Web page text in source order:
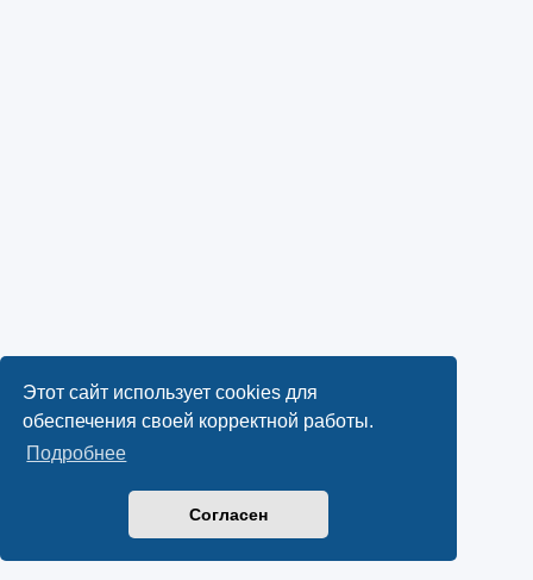
Этот сайт использует cookies для
обеспечения своей корректной работы.
Подробнее
Согласен